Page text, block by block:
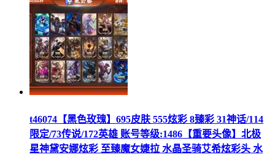
t46074【黑色玫瑰】695皮肤 555炫彩 8臻彩 31神话/114
限定/73传说/172英雄 账号等级:1486【重要头像】北极
星神黛安娜炫彩 至臻魔女婕拉 水晶圣骑艾希炫彩头 水